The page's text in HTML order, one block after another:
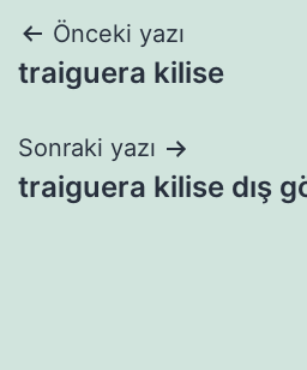
Yazı
gezinmesi
Önceki yazı
traiguera kilise
Sonraki yazı
traiguera kilise dış